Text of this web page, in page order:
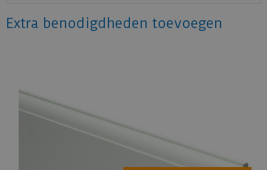
Extra benodigdheden toevoegen